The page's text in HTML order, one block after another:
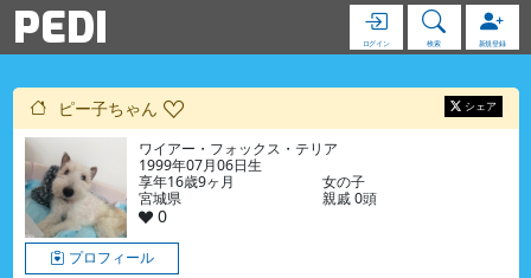
PEDI ログイン 検索 新規登録
ピー子ちゃん シェア
ワイアー・フォックス・テリア
1999年07月06日生
享年16歳9ヶ月
女の子
宮城県
親戚 0頭
0
プロフィール